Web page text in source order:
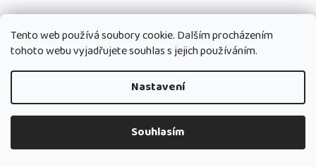
Tento web používá soubory cookie. Dalším procházením
tohoto webu vyjadřujete souhlas s jejich používáním.
Nastavení
Souhlasím